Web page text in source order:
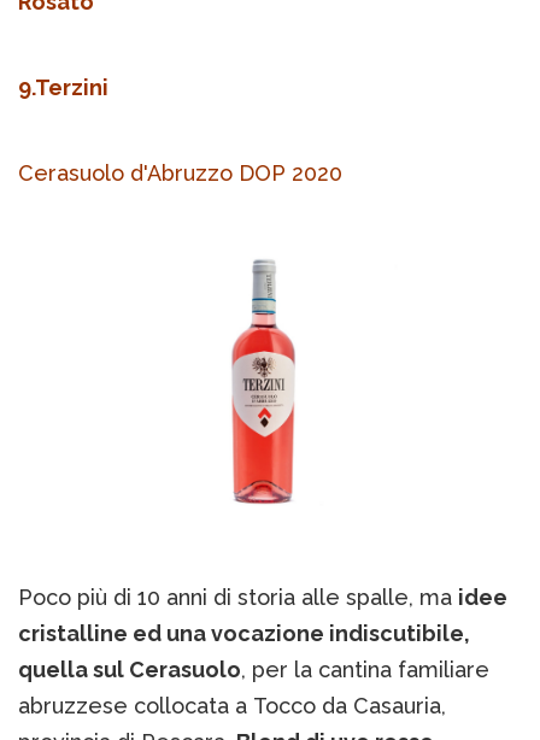
9.Terzini
Cerasuolo d'Abruzzo DOP 2020
Poco più di 10 anni di storia alle spalle, ma idee
cristalline ed una vocazione indiscutibile,
quella sul Cerasuolo, per la cantina familiare
abruzzese collocata a Tocco da Casauria,